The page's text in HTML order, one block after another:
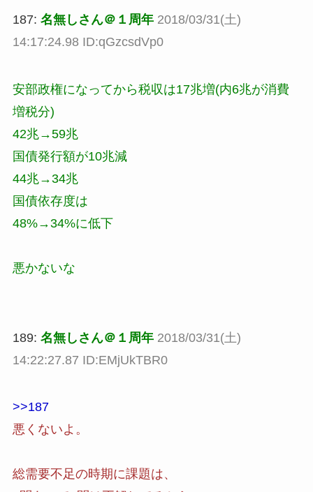
187: 名無しさん＠１周年 2018/03/31(土)
14:17:24.98 ID:qGzcsdVp0
安部政権になってから税収は17兆増(内6兆が消費
増税分)
42兆→59兆
国債発行額が10兆減
44兆→34兆
国債依存度は
48%→34%に低下
悪かないな
189: 名無しさん＠１周年 2018/03/31(土)
14:22:27.87 ID:EMjUkTBR0
>>187
悪くないよ。
総需要不足の時期に課題は、